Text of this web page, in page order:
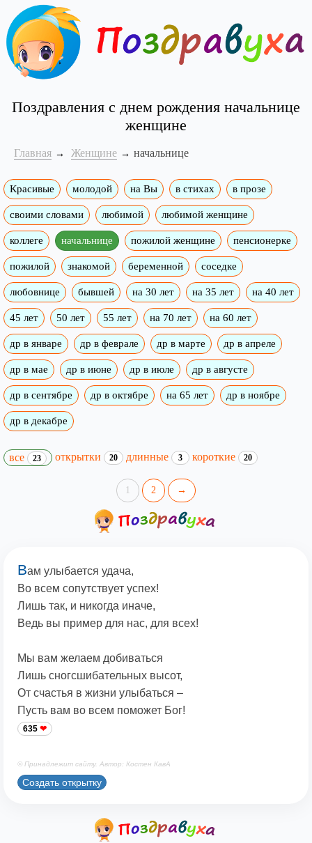
Поздравления с днем рождения начальнице
женщине
Главная Женщине начальнице
Красивые молодой на Вы в стихах в прозе
своими словами любимой любимой женщине
коллеге начальнице пожилой женщине пенсионерке
пожилой знакомой беременной соседке
любовнице бывшей на 30 лет на 35 лет на 40 лет
45 лет 50 лет 55 лет на 70 лет на 60 лет
др в январе др в феврале др в марте др в апреле
др в мае др в июне др в июле др в августе
др в сентябре др в октябре на 65 лет др в ноябре
др в декабре
все 23 открытки 20 длинные 3 короткие 20
1 2 →
Вам улыбается удача,
Во всем сопутствует успех!
Лишь так, и никогда иначе,
Ведь вы пример для нас, для всех!
Мы вам желаем добиваться
Лишь сногсшибательных высот,
От счастья в жизни улыбаться –
Пусть вам во всем поможет Бог!
635
© Принадлежит сайту. Автор: Костен КавА
Создать открытку